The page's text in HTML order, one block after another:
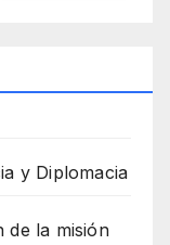
y Diplomacia
de la misión